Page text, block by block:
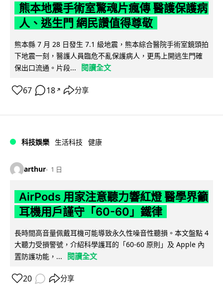
熊本地震手術室驚魂片瘋傳 醫護保護病
人、逃生門 網民讚值得尊敬
熊本縣 7 月 28 日發生 7.1 級地震，熊本綜合醫院手術室鏡頭拍
下地震一刻，醫護人員臨危不亂保護病人，更馬上開逃生門確
保出口流通。片段...
閱讀全文
67 18 ↗ 分享
科技娛樂 生活科技 健康
arthur 1 日
AirPods 用家注意聽力響紅燈 醫學界籲
耳機用戶謹守「60-60」鐵律
長時間高音量佩戴耳機可能導致永久性噪音性聽損。本文盤點 4
大聽力受損警號，介紹科學護耳的「60-60 原則」及 Apple 內
置防護功能，...
閱讀全文
20 分享